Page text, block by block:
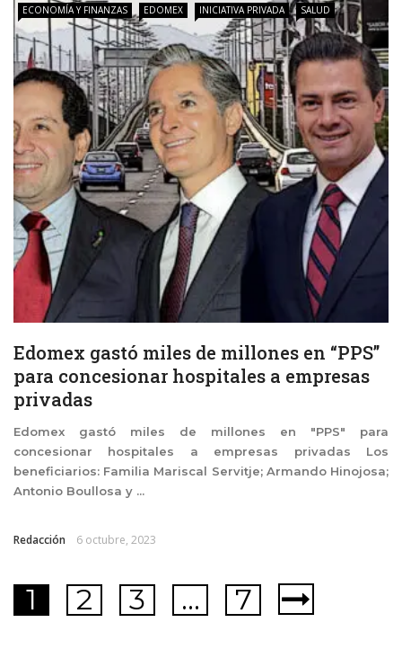
ECONOMÍA Y FINANZAS EDOMEX INICIATIVA PRIVADA SALUD
Edomex gastó miles de millones en “PPS”
para concesionar hospitales a empresas
privadas
Edomex gastó miles de millones en "PPS" para
concesionar hospitales a empresas privadas Los
beneficiarios: Familia Mariscal Servitje; Armando Hinojosa;
Antonio Boullosa y ...
Redacción 6 octubre, 2023
1 2 3 … 7